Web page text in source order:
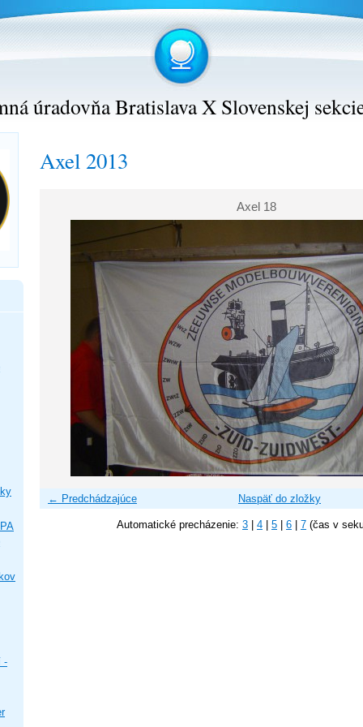
úradovňa Bratislava X Slovenskej
Axel 2013
Axel 18
← Predchádzajúce Naspäť do zložky
Automatické precházenie: 3 4 5 6 7 (čas v
-